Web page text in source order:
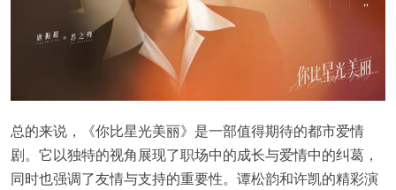
总的来说，《你比星光美丽》是一部值得期待的都市爱情
剧。它以独特的视角展现了职场中的成长与爱情中的纠葛，
同时也强调了友情与支持的重要性。谭松韵和许凯的精彩演